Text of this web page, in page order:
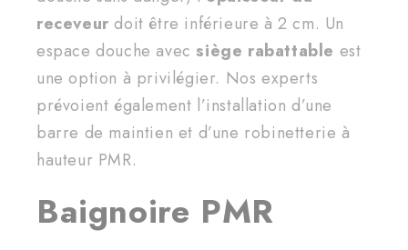
receveur doit être inférieure à 2 cm. Un
espace douche avec siège rabattable est
une option à privilégier. Nos experts
prévoient également l’installation d’une
barre de maintien et d’une robinetterie à
hauteur PMR.
Baignoire PMR